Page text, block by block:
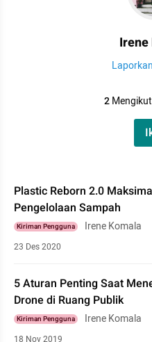
2
Plastic Reborn 2.0
Pengelolaan Sampah
Kiriman Pengguna Irene Komala
23 Des 2020
5 Aturan Penting Saat
Drone di Ruang Publik
Kiriman Pengguna Irene Komala
18 Nov 2019